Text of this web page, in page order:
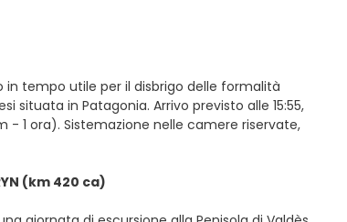
tempo utile per il disbrigo delle formalità
situata in Patagonia. Arrivo previsto alle 15:55,
1 ora). Sistemazione nelle camere riservate,
(km 420 ca)